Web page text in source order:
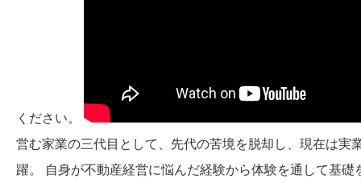
ください。
営む家業の三代目として、先代の苦境を脱却し、現在は実
躍。 自身が不動産経営に悩んだ経験から体験を通して基